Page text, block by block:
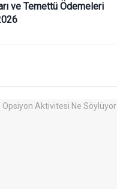
ve Temettü Ödemeleri